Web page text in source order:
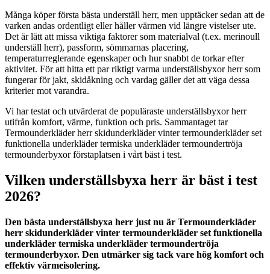
Många köper första bästa underställ herr, men upptäcker sedan att de
varken andas ordentligt eller håller värmen vid längre vistelser ute.
Det är lätt att missa viktiga faktorer som materialval (t.ex. merinoull
underställ herr), passform, sömmarnas placering,
temperaturreglerande egenskaper och hur snabbt de torkar efter
aktivitet. För att hitta ett par riktigt varma underställsbyxor herr som
fungerar för jakt, skidåkning och vardag gäller det att väga dessa
kriterier mot varandra.
Vi har testat och utvärderat de populäraste underställsbyxor herr
utifrån komfort, värme, funktion och pris. Sammantaget tar
Termounderkläder herr skidunderkläder vinter termounderkläder set
funktionella underkläder termiska underkläder termoundertröja
termounderbyxor förstaplatsen i vårt bäst i test.
Vilken underställsbyxa herr är bäst i test
2026?
Den bästa underställsbyxa herr just nu är Termounderkläder
herr skidunderkläder vinter termounderkläder set funktionella
underkläder termiska underkläder termoundertröja
termounderbyxor. Den utmärker sig tack vare hög komfort och
effektiv värmeisolering.